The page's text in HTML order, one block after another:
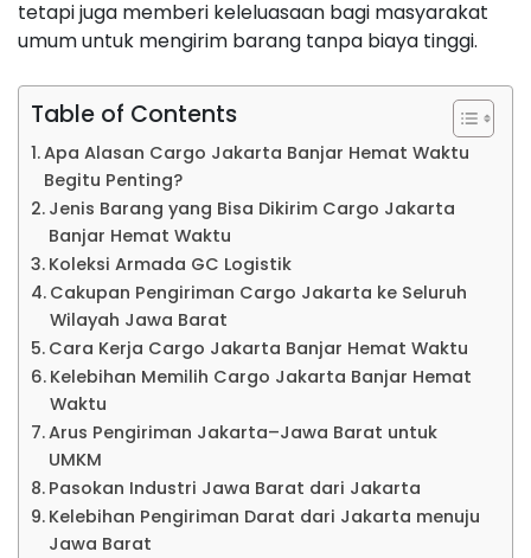
tetapi juga memberi keleluasaan bagi masyarakat
umum untuk mengirim barang tanpa biaya tinggi.
Table of Contents
Apa Alasan Cargo Jakarta Banjar Hemat Waktu
Begitu Penting?
Jenis Barang yang Bisa Dikirim Cargo Jakarta
Banjar Hemat Waktu
Koleksi Armada GC Logistik
Cakupan Pengiriman Cargo Jakarta ke Seluruh
Wilayah Jawa Barat
Cara Kerja Cargo Jakarta Banjar Hemat Waktu
Kelebihan Memilih Cargo Jakarta Banjar Hemat
Waktu
Arus Pengiriman Jakarta–Jawa Barat untuk
UMKM
Pasokan Industri Jawa Barat dari Jakarta
Kelebihan Pengiriman Darat dari Jakarta menuju
Jawa Barat